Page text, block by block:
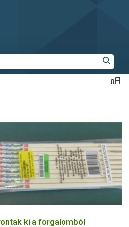
ki a forgalomból